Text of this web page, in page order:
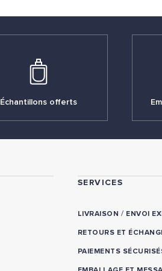
Échantillons offerts
SERVICES
LIVRAISON / ENVOI
RETOURS ET
PAIEMENTS